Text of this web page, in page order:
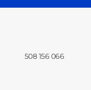
508 156 066